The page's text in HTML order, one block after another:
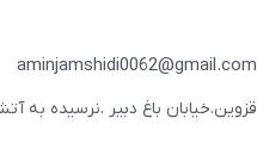
aminjamshidi0062@gmail.com
قزوین.خیابان باغ دبیر .نرسیده به